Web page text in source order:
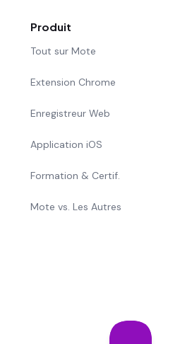
Produit
Tout sur Mote
Extension Chrome
Enregistreur Web
Application iOS
Formation & Certif.
Mote vs. Les Autres